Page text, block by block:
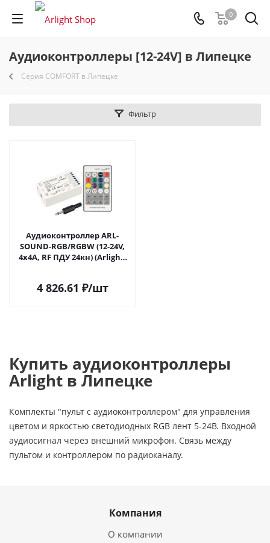
0
Аудиоконтроллеры [12-24V] в Липецке
Серия COMFORT в Липецке
Фильтр
Аудиоконтроллер ARL-
SOUND-RGB/RGBW (12-24V,
4x4A, RF ПДУ 24кн) (Arlight,
4 826.61 ₽/шт
Купить аудиоконтроллеры
Arlight в Липецке
Комплекты "пульт с аудиоконтроллером" для управления
цветом и яркостью светодиодных RGB лент 5-24В. Входной
аудиосигнал через внешний микрофон. Связь между
пультом и контроллером по радиоканалу.
Компания
О компании